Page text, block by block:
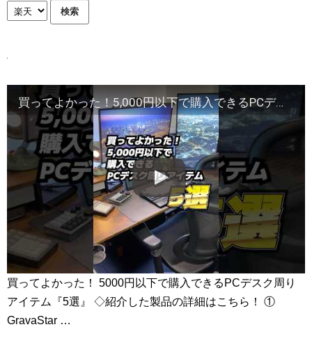
買ってよかった！5,000円以下で購入できるPCデスク周りアイテム『5選』
買ってよかった！ 5000円以下で購入できるPCデスク周り
アイテム『5選』 ◇紹介した製品の詳細はこちら！ ①
GravaStar …